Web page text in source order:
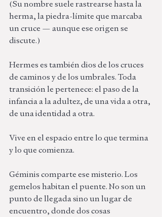
(Su nombre suele rastrearse hasta la
herma, la piedra-límite que marcaba
un cruce — aunque ese origen se
discute.)
Hermes es también dios de los cruces
de caminos y de los umbrales. Toda
transición le pertenece: el paso de la
infancia a la adultez, de una vida a otra,
de una identidad a otra.
Vive en el espacio entre lo que termina
y lo que comienza.
Géminis comparte ese misterio. Los
gemelos habitan el puente. No son un
punto de llegada sino un lugar de
encuentro, donde dos cosas